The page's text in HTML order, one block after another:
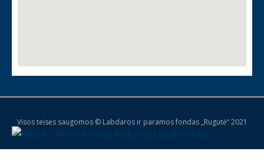
Visos teisės saugomos © Labdaros ir paramos fondas „Rugutė“ 2021